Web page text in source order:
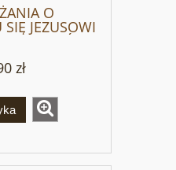
O
JEZUSOWI
według Św.
zł